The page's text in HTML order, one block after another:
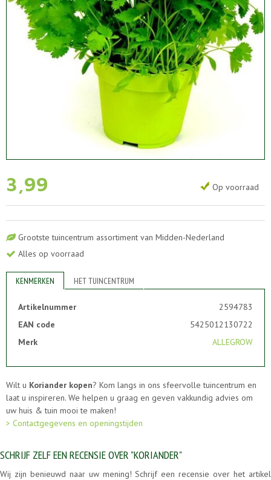
3,99 Op voorraad
Grootste tuincentrum assortiment van Midden-Nederland
Alles op voorraad
KENMERKEN HET TUINCENTRUM
Artikelnummer
2594783
EAN code
5425012130722
Merk
ALLEGROW
Wilt u Koriander kopen? Kom langs in ons sfeervolle tuincentrum en
laat u inspireren. We helpen u graag en geven vakkundig advies om
uw huis & tuin mooi te maken!
> Contactgegevens en openingstijden
SCHRIJF ZELF EEN RECENSIE OVER "KORIANDER"
Wij zijn benieuwd naar uw mening! Schrijf een recensie over het artikel